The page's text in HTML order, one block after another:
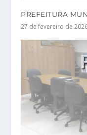
PREFEITURA
27 de fevereiro de